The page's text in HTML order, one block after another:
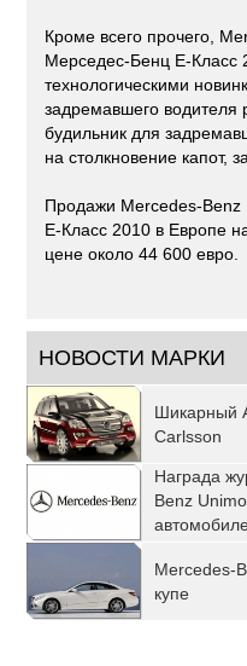
Кроме всего прочего,
Мерседес-Бенц Е-Класс
технологическими
задремавшего водителя
будильник для
на столкновение капот,
Продажи Mercedes-
Е-Класс 2010 в Европе
цене около 44 600 евро.
НОВОСТИ МАРКИ
Шикарный
Carlsson
Награда
Benz
Mercedes-
купе